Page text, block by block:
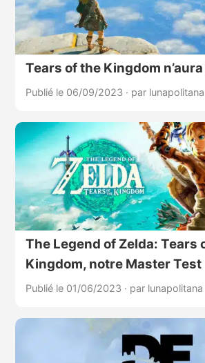
Tears of the Kingdom
Publié le 06/09/2023 · par lunapolitana
The Legend of Zelda: Tears
Kingdom, notre Master Test
Publié le 01/06/2023 · par lunapolitana